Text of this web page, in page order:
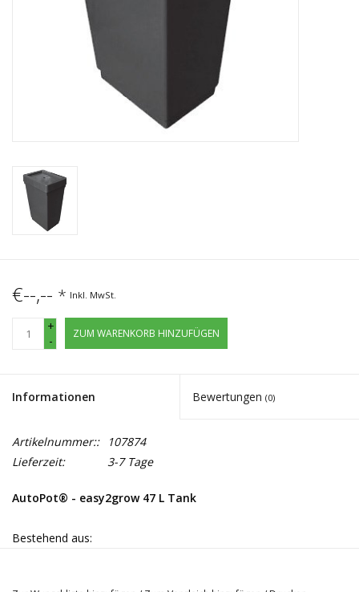
€--,-- * Inkl. MwSt.
+
-
ZUM WARENKORB HINZUFÜGEN
Informationen Bewertungen (0)
Artikelnummer::
107874
Lieferzeit:
3-7 Tage
AutoPot® - easy2grow 47 L Tank
Bestehend aus: